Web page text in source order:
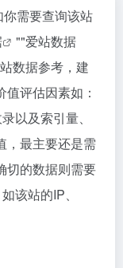
需要查询该站
""爱站数据
数据参考，建
评估因素如：
以及索引量、
，最主要还是需
切的数据则需要
该站的IP、